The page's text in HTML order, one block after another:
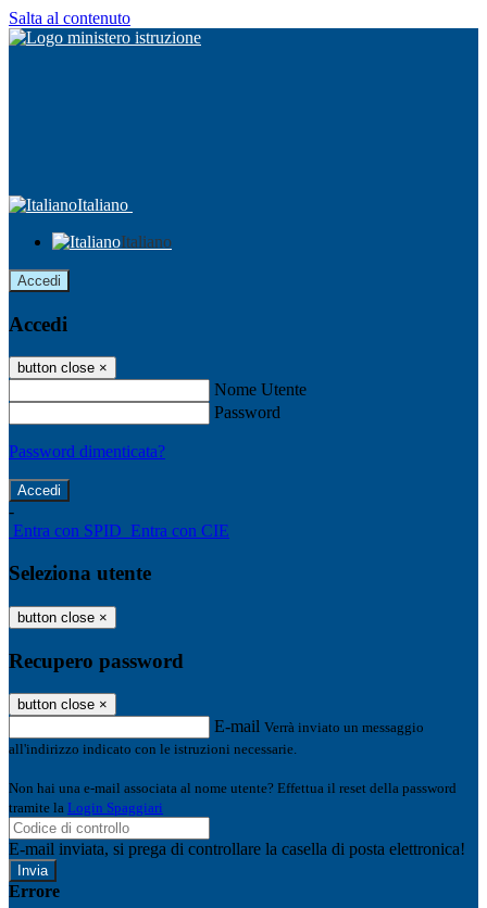
Salta al contenuto
Italiano
Italiano
Accedi
Accedi
button close ×
Nome Utente
Password
Password dimenticata?
-
Entra con SPID Entra con CIE
Seleziona utente
button close ×
Recupero password
button close ×
E-mail Verrà inviato un messaggio
all'indirizzo indicato con le istruzioni necessarie.
Non hai una e-mail associata al nome utente? Effettua il reset della password
tramite la Login Spaggiari
E-mail inviata, si prega di controllare la casella di posta elettronica!
Errore